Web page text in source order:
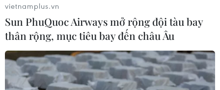
Sở hữu trí tuệ
Quy định sử dụng
Ngôn ngữ
TTXVN
Dịch vụ tin
Quảng cáo
vietnamplus.vn
Sun PhuQuoc Airways mở rộng đội tàu bay
thân rộng, mục tiêu bay đến châu Âu